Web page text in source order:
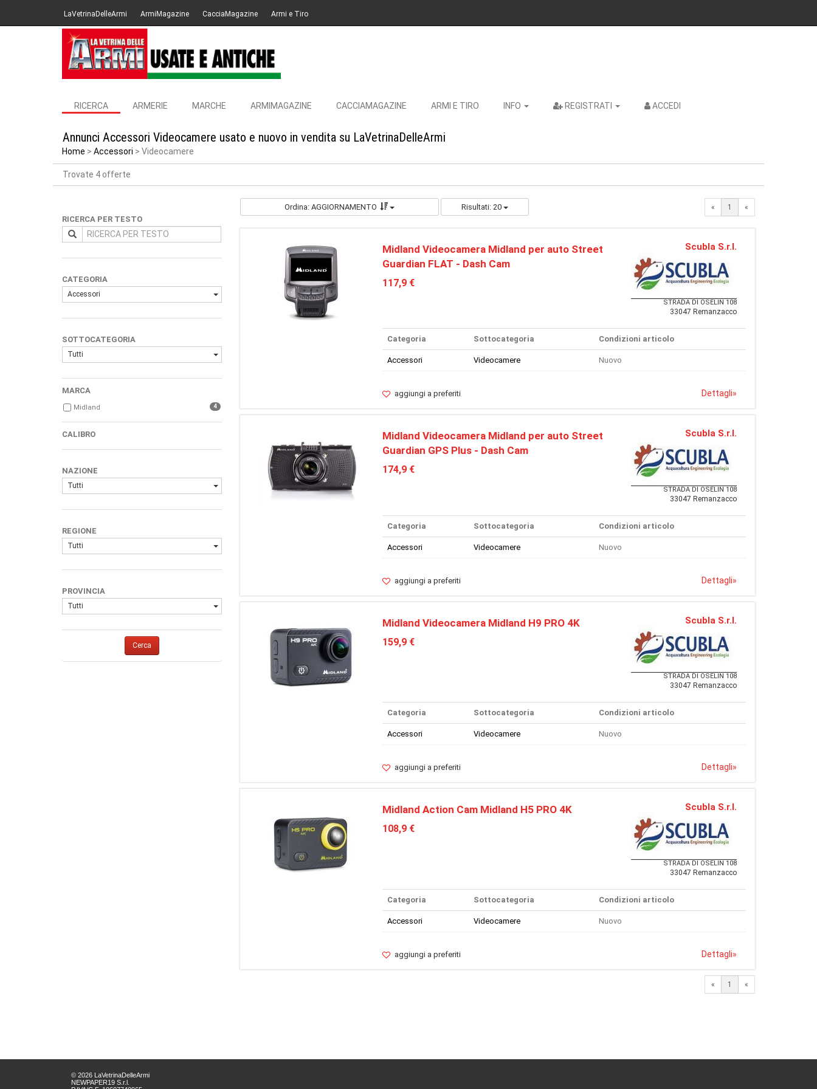
LaVetrinaDelleArmi ArmiMagazine CacciaMagazine Armi e Tiro
RICERCA ARMERIE MARCHE ARMIMAGAZINE CACCIAMAGAZINE ARMI E TIRO INFO REGISTRATI ACCEDI
Annunci Accessori Videocamere usato e nuovo in vendita su LaVetrinaDelleArmi
Home Accessori Videocamere
Trovate 4 offerte
RICERCA PER TESTO
CATEGORIA
Accessori
SOTTOCATEGORIA
Tutti
MARCA
Midland 4
CALIBRO
NAZIONE
Tutti
REGIONE
Tutti
PROVINCIA
Tutti
Cerca
Ordina: AGGIORNAMENTO Risultati: 20 « 1 «
Midland Videocamera Midland per auto Street
Guardian FLAT - Dash Cam
117,9 €
Scubla S.r.l.
STRADA DI OSELIN 108
33047 Remanzacco
Categoria Sottocategoria Condizioni articolo
Accessori Videocamere Nuovo
aggiungi a preferiti Dettagli»
Midland Videocamera Midland per auto Street
Guardian GPS Plus - Dash Cam
174,9 €
Scubla S.r.l.
STRADA DI OSELIN 108
33047 Remanzacco
Categoria Sottocategoria Condizioni articolo
Accessori Videocamere Nuovo
aggiungi a preferiti Dettagli»
Midland Videocamera Midland H9 PRO 4K
159,9 €
Scubla S.r.l.
STRADA DI OSELIN 108
33047 Remanzacco
Categoria Sottocategoria Condizioni articolo
Accessori Videocamere Nuovo
aggiungi a preferiti Dettagli»
Midland Action Cam Midland H5 PRO 4K
108,9 €
Scubla S.r.l.
STRADA DI OSELIN 108
33047 Remanzacco
Categoria Sottocategoria Condizioni articolo
Accessori Videocamere Nuovo
aggiungi a preferiti Dettagli»
« 1 «
© 2026 LaVetrinaDelleArmi
NEWPAPER19 S.r.l.